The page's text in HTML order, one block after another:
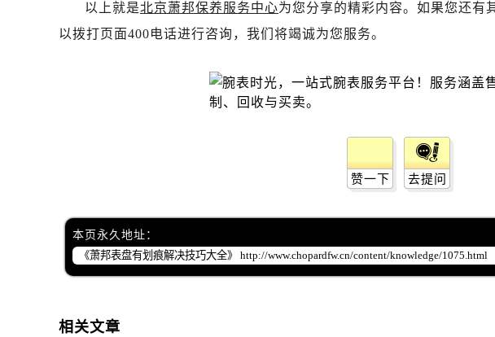
吉林省松原市宁江区五环大街萧邦售后服务中心（需提前预
吉林省通化市东昌区环通乡江南大街萧邦售后服务中心（需
辽宁省鞍山市铁东区站前街萧邦售后服务中心（需提前预约
辽宁省本溪市平山区胜利路萧邦售后服务中心（需提前预约
辽宁省丹东市振兴区七经街萧邦售后服务中心（需提前预约
辽宁省抚顺市新抚区东一路萧邦售后服务中心（需提前预约
辽宁省葫芦岛市连山区中央路萧邦售后服务中心（需提前预
辽宁省锦州市古塔区中央大街萧邦售后服务中心（需提前预
辽宁省辽阳市白塔区新运大街萧邦售后服务中心（需提前预
以上就是北京萧邦保养服务中心为您分享的精彩内容。如果您还有
以拨打页面400电话进行咨询，我们将竭诚为您服务。
赞一下 去提问
本页永久地址：
相关文章